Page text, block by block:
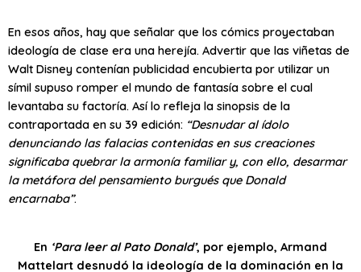
En esos años, hay que señalar que los cómics proyectaban
ideología de clase era una herejía. Advertir que las viñetas de
Walt Disney contenían publicidad encubierta por utilizar un
símil supuso romper el mundo de fantasía sobre el cual
levantaba su factoría. Así lo refleja la sinopsis de la
contraportada en su 39 edición: “Desnudar al ídolo
denunciando las falacias contenidas en sus creaciones
significaba quebrar la armonía familiar y, con ello, desarmar
la metáfora del pensamiento burgués que Donald
encarnaba”.
En ‘Para leer al Pato Donald’, por ejemplo, Armand
Mattelart desnudó la ideología de la dominación en la